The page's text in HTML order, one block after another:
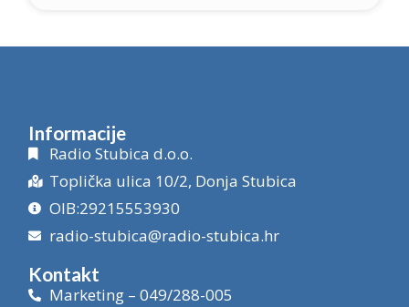
Informacije
Radio Stubica d.o.o.
Toplička ulica 10/2, Donja Stubica
OIB:29215553930
radio-stubica@radio-stubica.hr
Kontakt
Marketing – 049/288-005